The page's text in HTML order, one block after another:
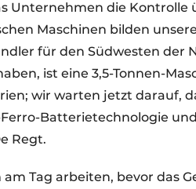
Unternehmen die Kontrolle
Maschinen bilden
für den Südwesten der
ist eine 3,5-Tonnen-
wir warten jetzt darauf,
Batterietechnologie
Regt.
Tag arbeiten, bevor das